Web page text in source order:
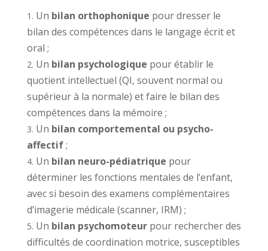
Un bilan orthophonique pour dresser le
bilan des compétences dans le langage écrit et
oral ;
Un bilan psychologique pour établir le
quotient intellectuel (QI, souvent normal ou
supérieur à la normale) et faire le bilan des
compétences dans la mémoire ;
Un bilan comportemental ou psycho-
affectif;
Un bilan neuro-pédiatrique pour
déterminer les fonctions mentales de l’enfant,
avec si besoin des examens complémentaires
d’imagerie médicale (scanner, IRM) ;
Un bilan psychomoteurpour rechercher des
difficultés de coordination motrice, susceptibles